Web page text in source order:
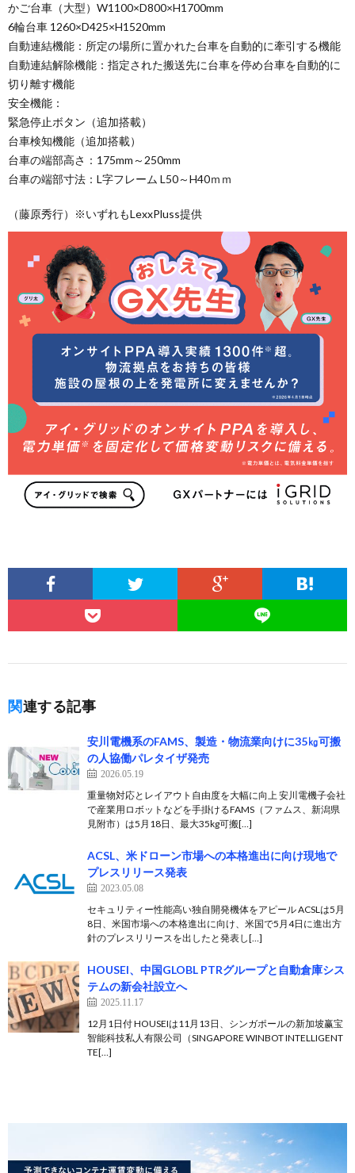
かご台車（大型）W1100×D800×H1700mm
6輪台車 1260×D425×H1520mm
自動連結機能：所定の場所に置かれた台車を自動的に牽引する機能
自動連結解除機能：指定された搬送先に台車を停め台車を自動的に
切り離す機能
安全機能：
緊急停止ボタン（追加搭載）
台車検知機能（追加搭載）
台車の端部高さ：175mm～250mm
台車の端部寸法：L字フレーム L50～H40ｍｍ
（藤原秀行）※いずれもLexxPluss提供
関連する記事
安川電機系のFAMS、製造・物流業向けに35㎏可搬
の人協働パレタイザ発売
2026.05.19
重量物対応とレイアウト自由度を大幅に向上 安川電機子会社
で産業用ロボットなどを手掛けるFAMS（ファムス、新潟県
見附市）は5月18日、最大35kg可搬[…]
ACSL、米ドローン市場への本格進出に向け現地で
プレスリリース発表
2023.05.08
セキュリティー性能高い独自開発機体をアピール ACSLは5月
8日、米国市場への本格進出に向け、米国で5月4日に進出方
針のプレスリリースを出したと発表し[…]
HOUSEI、中国GLOBL PTRグループと自動倉庫シス
テムの新会社設立へ
2025.11.17
12月1日付 HOUSEIは11月13日、シンガポールの新加坡赢宝
智能科技私人有限公司（SINGAPORE WINBOT INTELLIGENT
TE[…]